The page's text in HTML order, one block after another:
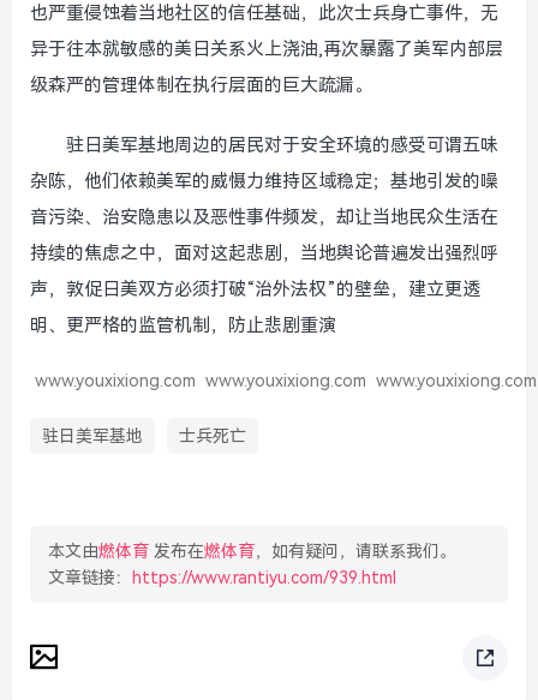
也严重侵蚀着当地社区的信任基础，此次士兵身亡事件，无
异于往本就敏感的美日关系火上浇油,再次暴露了美军内部层
级森严的管理体制在执行层面的巨大疏漏。
驻日美军基地周边的居民对于安全环境的感受可谓五味
杂陈，他们依赖美军的威慑力维持区域稳定；基地引发的噪
音污染、治安隐患以及恶性事件频发，却让当地民众生活在
持续的焦虑之中，面对这起悲剧，当地舆论普遍发出强烈呼
声，敦促日美双方必须打破“治外法权”的壁垒，建立更透
明、更严格的监管机制，防止悲剧重演
www.youxixiong.com www.youxixiong.com www.youxixiong.com
驻日美军基地 士兵死亡
本文由燃体育 发布在燃体育，如有疑问，请联系我们。
文章链接：
https://www.rantiyu.com/939.html